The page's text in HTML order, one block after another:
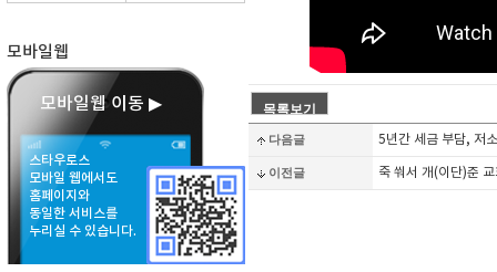
모바일웹
모바일웹 이동 ▶
스타우로스
모바일 웹에서도
홈페이지와
동일한 서비스를
누리실 수 있습니다.
다음글 5년간 세금 부담, 저
이전글 죽 쒀서 개(이단)준